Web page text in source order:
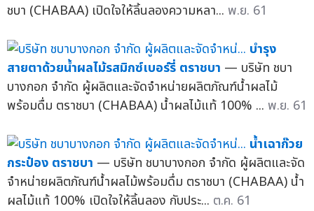
ชบา (CHABAA) เปิดใจให้ลิ้นลองความหลา... พ.ย. 61
บำรุง
สายตาด้วยน้ำผลไม้รสมิกซ์เบอร์รี่ ตราชบา — บริษัท ชบา
บางกอก จำกัด ผู้ผลิตและจัดจำหน่ายผลิตภัณฑ์น้ำผลไม้
พร้อมดื่ม ตราชบา (CHABAA) น้ำผลไม้แท้ 100% ... พ.ย. 61
น้ำเฉาก๊วย
กระป๋อง ตราชบา — บริษัท ชบาบางกอก จำกัด ผู้ผลิตและจัด
จำหน่ายผลิตภัณฑ์น้ำผลไม้พร้อมดื่ม ตราชบา (CHABAA) น้ำ
ผลไม้แท้ 100% เปิดใจให้ลิ้นลอง กับประ... ต.ค. 61